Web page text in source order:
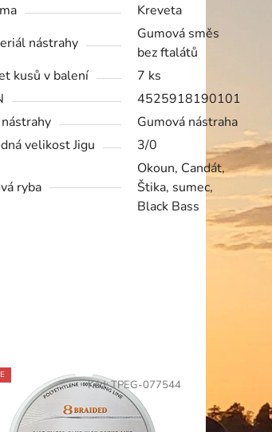
Kreveta
nástrahy
Gumová směs
bez ftalátů
kusů v balení
7 ks
4525918190101
Gumová nástraha
velikost Jigu
3/0
ryba
Okoun, Candát,
Štika, sumec,
Black Bass
Kód:TPEG-077544